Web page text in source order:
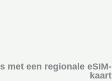
met een regionale eSIM-
kaart